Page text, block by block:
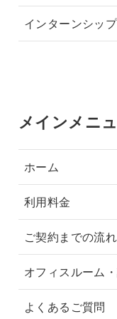
インターンシッ
メインメニ
ホーム
利用料金
ご契約までの流れ
オフィスルーム
よくあるご質問